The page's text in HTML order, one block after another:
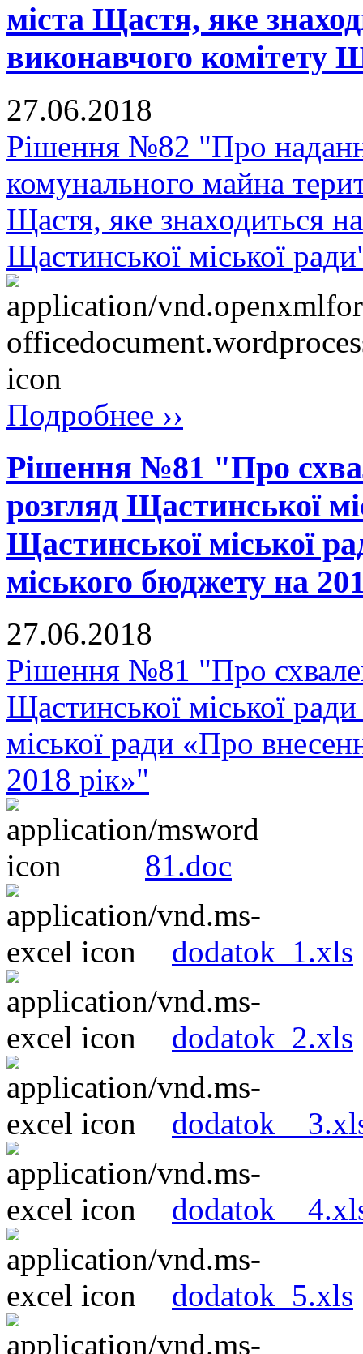
міста Щастя, яке
виконавчого комітету
27.06.2018
Рішення №82 "Про
комунального майна
Щастя, яке знаходиться
Щастинської міської
Подробнее ››
Рішення №81 "Про
розгляд Щастинської
Щастинської міської
міського бюджету на
27.06.2018
Рішення №81 "Про
Щастинської міської
міської ради «Про
2018 рік»"
81.doc
dodatok_1.xls
dodatok_2.xls
dodatok_5.xls